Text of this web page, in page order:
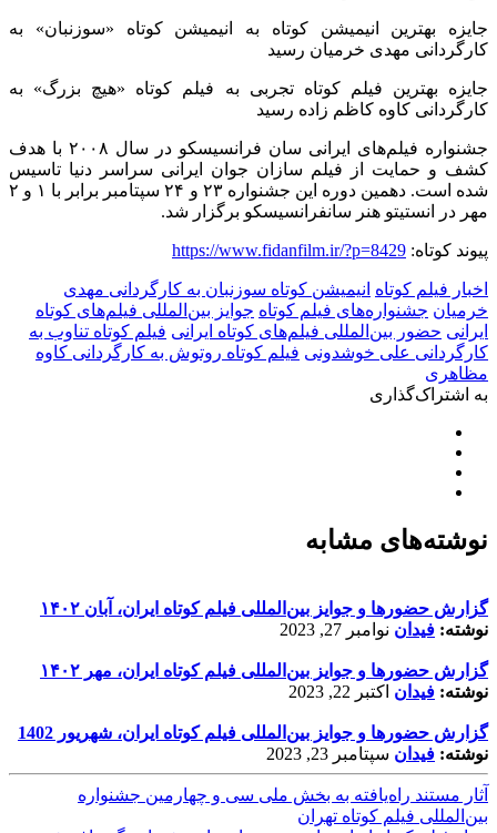
جایزه بهترین انیمیشن کوتاه به انیمیشن کوتاه «سوزنبان» به
کارگردانی مهدی خرمیان رسید
جایزه بهترین فیلم کوتاه تجربی به فیلم کوتاه «هیچ بزرگ» به
کارگردانی کاوه کاظم زاده رسید
جشنواره فیلم‌های ایرانی سان فرانسیسکو در سال ۲۰۰۸ با هدف
کشف و حمایت از فیلم سازان جوان ایرانی سراسر دنیا تاسیس
شده است. دهمین دوره این جشنواره ۲۳ و ۲۴ سپتامبر برابر با ۱ و ۲
مهر در انستیتو هنر سانفرانسیسکو برگزار شد.
پیوند کوتاه: https://www.fidanfilm.ir/?p=8429
اخبار فیلم کوتاه انیمیشن کوتاه سوزنبان به کارگردانی مهدی
خرمیان جشنواره‌های فیلم کوتاه جوایز بین‌المللی فیلم‌های کوتاه
ایرانی حضور بین‌المللی فیلم‌های کوتاه ایرانی فیلم کوتاه تناوب به
کارگردانی علی خوشدونی فیلم کوتاه روتوش به کارگردانی کاوه
مظاهری
به اشتراک‌گذاری
نوشته‌های مشابه
گزارش حضورها و جوایز بین‌المللی فیلم کوتاه ایران، آبان ۱۴۰۲
نوشته: فیدان نوامبر 27, 2023
گزارش حضورها و جوایز بین‌المللی فیلم کوتاه ایران، مهر ۱۴۰۲
نوشته: فیدان اکتبر 22, 2023
گزارش حضورها و جوایز بین‌المللی فیلم کوتاه ایران، شهریور 1402
نوشته: فیدان سپتامبر 23, 2023
آثار مستند راه‌یافته به بخش ملی سی و چهارمین جشنواره
بین‌المللی فیلم کوتاه تهران